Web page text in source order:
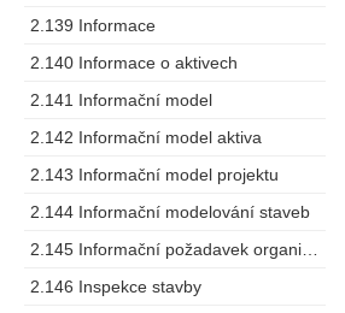
2.139 Informace
2.140 Informace o aktivech
2.141 Informační model
2.142 Informační model aktiva
2.143 Informační model projektu
2.144 Informační modelování staveb
2.146 Inspekce stavby